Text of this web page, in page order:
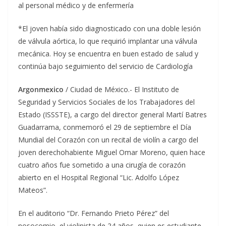
al personal médico y de enfermería
*El joven había sido diagnosticado con una doble lesión
de válvula aórtica, lo que requirió implantar una válvula
mecánica. Hoy se encuentra en buen estado de salud y
continúa bajo seguimiento del servicio de Cardiología
Argonmexico / Ciudad de México.- El Instituto de
Seguridad y Servicios Sociales de los Trabajadores del
Estado (ISSSTE), a cargo del director general Martí Batres
Guadarrama, conmemoró el 29 de septiembre el Día
Mundial del Corazón con un recital de violín a cargo del
joven derechohabiente Miguel Omar Moreno, quien hace
cuatro años fue sometido a una cirugía de corazón
abierto en el Hospital Regional “Lic. Adolfo López
Mateos”.
En el auditorio “Dr. Fernando Prieto Pérez” del